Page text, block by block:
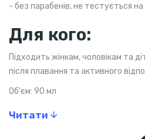
- без парабенів, не тестується
Для кого:
Підходить жінкам, чоловікам та
після плавання та активного
Об'єм: 90 мл
Читати